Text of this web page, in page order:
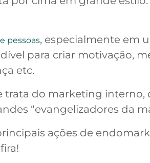
pessoas, especialmente em
para criar motivação,
etc.
trata do marketing
“evangelizadores da
ações de